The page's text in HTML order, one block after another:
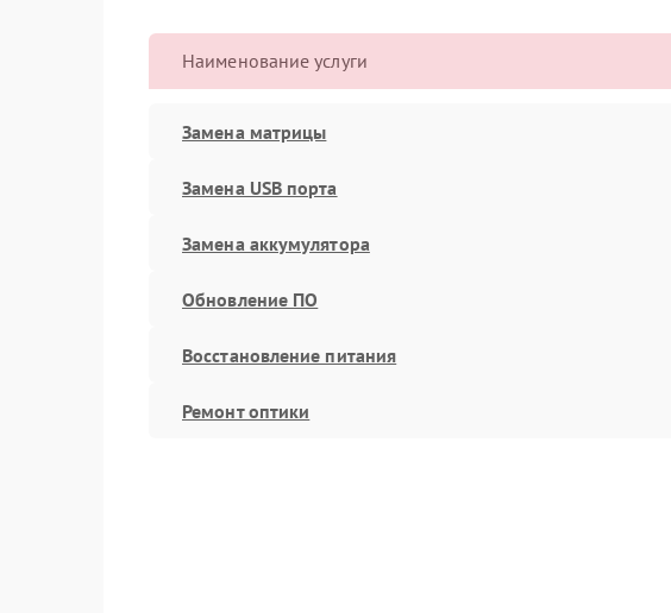
Наименование услуги
Замена матрицы
Замена USB порта
Замена аккумулятора
Обновление ПО
Восстановление питания
Ремонт оптики